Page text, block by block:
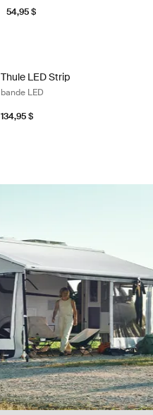
54,95 $
Thule LED Strip
bande LED
134,95 $